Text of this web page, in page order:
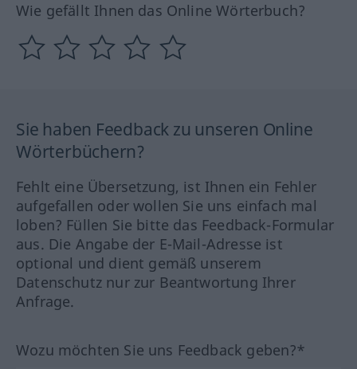
Wie gefällt Ihnen das Online Wörterbuch?
Sie haben Feedback zu unseren Online
Wörterbüchern?
Fehlt eine Übersetzung, ist Ihnen ein Fehler
aufgefallen oder wollen Sie uns einfach mal
loben? Füllen Sie bitte das Feedback-Formular
aus. Die Angabe der E-Mail-Adresse ist
optional und dient gemäß unserem
Datenschutz nur zur Beantwortung Ihrer
Anfrage.
Wozu möchten Sie uns Feedback geben?*